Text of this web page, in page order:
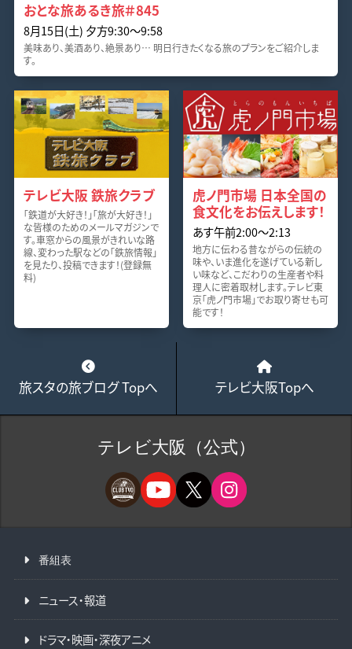
おとな旅あるき旅＃845
8月15日(土) 夕方9:30～9:58
美味あり、美酒あり、絶景あり… 明日行きたくなる旅のプランをご紹介しま
す。
テレビ大阪 鉄旅クラブ
「鉄道が大好き！」「旅が大好き！」
な皆様のためのメールマガジンで
す。車窓からの風景がきれいな路
線、変わった駅などの「鉄旅情報」
を見たり、投稿できます！(登録無
料)
虎ノ門市場 日本全国の
食文化をお伝えします！
あす午前2:00～2:13
地方に伝わる昔ながらの伝統の
味や、いま進化を遂げている新し
い味など、こだわりの生産者や料
理人に密着取材します。テレビ東
京「虎ノ門市場」でお取り寄せも可
能です！
旅スタの旅ブログ Topへ テレビ大阪Topへ
テレビ大阪（公式）
番組表
ニュース・報道
ドラマ・映画・深夜アニメ